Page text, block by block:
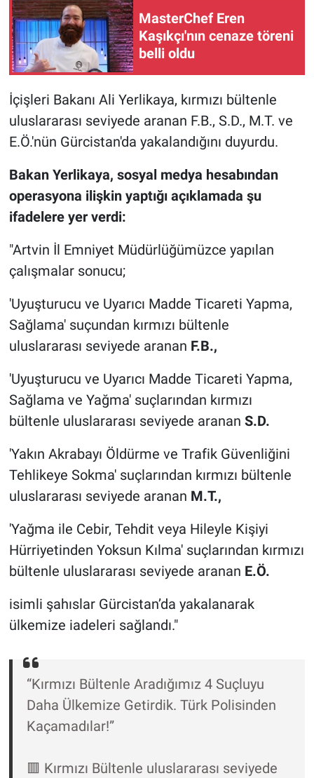
MasterChef Eren
Kaşıkçı'nın cenaze töreni
belli oldu
İçişleri Bakanı Ali Yerlikaya, kırmızı bültenle
uluslararası seviyede aranan F.B., S.D., M.T. ve
E.Ö.'nün Gürcistan'da yakalandığını duyurdu.
Bakan Yerlikaya, sosyal medya hesabından
operasyona ilişkin yaptığı açıklamada şu
ifadelere yer verdi:
"Artvin İl Emniyet Müdürlüğümüzce yapılan
çalışmalar sonucu;
'Uyuşturucu ve Uyarıcı Madde Ticareti Yapma,
Sağlama' suçundan kırmızı bültenle
uluslararası seviyede aranan F.B.,
'Uyuşturucu ve Uyarıcı Madde Ticareti Yapma,
Sağlama ve Yağma' suçlarından kırmızı
bültenle uluslararası seviyede aranan S.D.
'Yakın Akrabayı Öldürme ve Trafik Güvenliğini
Tehlikeye Sokma' suçlarından kırmızı bültenle
uluslararası seviyede aranan M.T.,
'Yağma ile Cebir, Tehdit veya Hileyle Kişiyi
Hürriyetinden Yoksun Kılma' suçlarından kırmızı
bültenle uluslararası seviyede aranan E.Ö.
isimli şahıslar Gürcistan’da yakalanarak
ülkemize iadeleri sağlandı."
“Kırmızı Bültenle Aradığımız 4 Suçluyu
Daha Ülkemize Getirdik. Türk Polisinden
Kaçamadılar!”
🟥 Kırmızı Bültenle uluslararası seviyede
Gündem Özel
Günün görüntüsü
Haber
İlan
Kimdir
Koronavirüs
Kültür Sanat
Nedir
Popüler
Programlar
Sağlık
Spor
Teknoloji
Türkiye'nin Geleceği
Türkiye'nin Gündemi
Yerel Gündem
Canlı Yayın